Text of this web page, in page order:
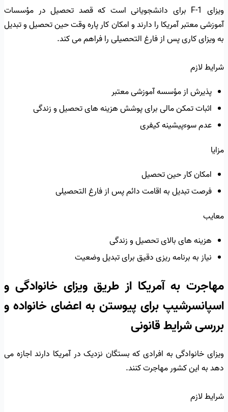
ویزای F-1 برای دانشجویانی است که قصد تحصیل در مؤسسات
آموزشی معتبر آمریکا را دارند و امکان کار پاره وقت حین تحصیل و تبدیل
به ویزای کاری پس از فارغ التحصیلی را فراهم می کند.
شرایط لازم
پذیرش از مؤسسه آموزشی معتبر
اثبات تمکن مالی برای پوشش هزینه های تحصیل و زندگی
عدم سوءپیشینه کیفری
مزایا
امکان کار حین تحصیل
فرصت تبدیل به اقامت دائم پس از فارغ التحصیلی
معایب
هزینه های بالای تحصیل و زندگی
نیاز به برنامه ریزی دقیق برای تبدیل وضعیت
مهاجرت به آمریکا از طریق ویزای خانوادگی و
اسپانسرشیپ برای پیوستن به اعضای خانواده و
بررسی شرایط قانونی
ویزای خانوادگی به افرادی که بستگان نزدیک در آمریکا دارند اجازه می
دهد به این کشور مهاجرت کنند.
شرایط لازم